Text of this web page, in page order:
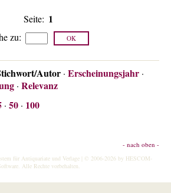
Seite: 1
zu:
Autor · Erscheinungsjahr ·
· Relevanz
· 50 · 100
- nach oben -
für Antiquariate und Verlage | © 2006-2026 by HESCOM-
. Alle Rechte vorbehalten.